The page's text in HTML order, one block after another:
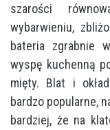
szarości
wybarwieniu,
bateria zgrabnie
wyspę kuchenną
mięty. Blat i
bardzo popularne,
bardziej, że na